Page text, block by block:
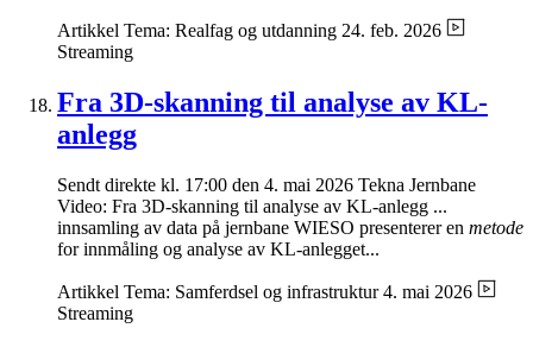
Artikkel Tema: Realfag og utdanning 24. feb. 2026
Streaming
Fra 3D-skanning til analyse av KL-
anlegg
Sendt direkte kl. 17:00 den 4. mai 2026 Tekna Jernbane
Video: Fra 3D-skanning til analyse av KL-anlegg ...
innsamling av data på jernbane WIESO presenterer en metode
for innmåling og analyse av KL-anlegget...
Artikkel Tema: Samferdsel og infrastruktur 4. mai 2026
Streaming